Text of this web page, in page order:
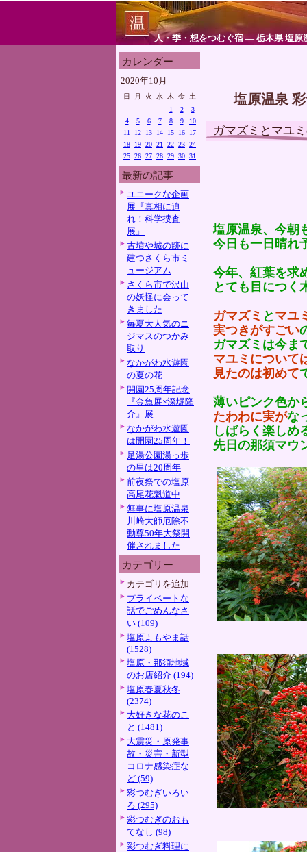
人・季・想をつむぐ宿 ― 栃木県 塩原
カレンダー
2020年10月
日 月 火 水 木 金
土
1
2
3
4
5 6 7 8 9
10
11
12 13 14 15 16
17
18
19 20 21 22 23 24
25 26 27 28 29 30 31
最新の記事
ユニークな企画
展『真相に迫
れ！科学捜査
展』
古墳や城の跡に
建つさくら市ミ
ュージアム
さくら市で沢山
の妖怪に会って
きました
毎夏大人気のニ
ジマスのつかみ
取り
なかがわ水遊園
の夏の花
開園25周年記念
『金魚展×深堀隆
介』展
なかがわ水遊園
は開園25周年！
足湯公園湯っ歩
の里は20周年
前夜祭での塩原
高尾花魁道中
無事に塩原温泉
川崎大師厄除不
動尊50年大祭開
催されました
カテゴリー
カテゴリを追加
プライベートな
話でごめんなさ
い (109)
塩原よもやま話
(1528)
塩原・那須地域
のお店紹介 (194)
塩原春夏秋冬
(2374)
大好きな花のこ
と (1481)
大震災・原発事
故・災害・新型
コロナ感染症な
ど (59)
彩つむぎいろい
ろ (295)
彩つむぎのおも
てなし (98)
彩つむぎ料理に
塩原温泉
ガマズミとマユ
塩原温泉、今朝
今日も一日晴れ
今年、紅葉を求
とても目につく
ガマズミ と マユ
実つきがすごい
ガマズミは今ま
マユミについて
見たのは初めて
薄いピンク色か
たわわに実がな
しばらく楽しめ
先日の那須マウ